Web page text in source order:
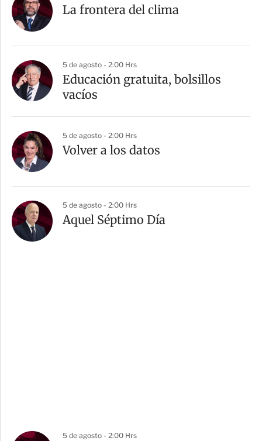
La frontera del clima
5 de agosto - 2:00 Hrs
Educación gratuita, bolsillos
vacíos
5 de agosto - 2:00 Hrs
Volver a los datos
5 de agosto - 2:00 Hrs
Aquel Séptimo Día
5 de agosto - 2:00 Hrs